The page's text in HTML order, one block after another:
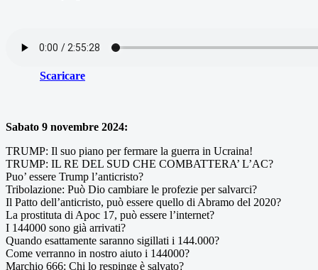
Scaricare
Sabato 9 novembre 2024:
TRUMP: Il suo piano per fermare la guerra in Ucraina!
TRUMP: IL RE DEL SUD CHE COMBATTERA’ L’AC?
Puo’ essere Trump l’anticristo?
Tribolazione: Può Dio cambiare le profezie per salvarci?
Il Patto dell’anticristo, può essere quello di Abramo del 2020?
La prostituta di Apoc 17, può essere l’internet?
I 144000 sono già arrivati?
Quando esattamente saranno sigillati i 144.000?
Come verranno in nostro aiuto i 144000?
Marchio 666: Chi lo respinge è salvato?